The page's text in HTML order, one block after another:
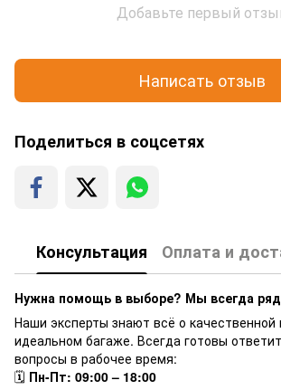
Добавьте первый
Написать отзыв
Поделиться в соцсетях
Консультация Оплата и
Нужна помощь в выборе? Мы всегда
Наши эксперты знают всё о качественной
идеальном багаже. Всегда готовы
вопросы в рабочее время:
🗓 Пн-Пт: 09:00 – 18:00